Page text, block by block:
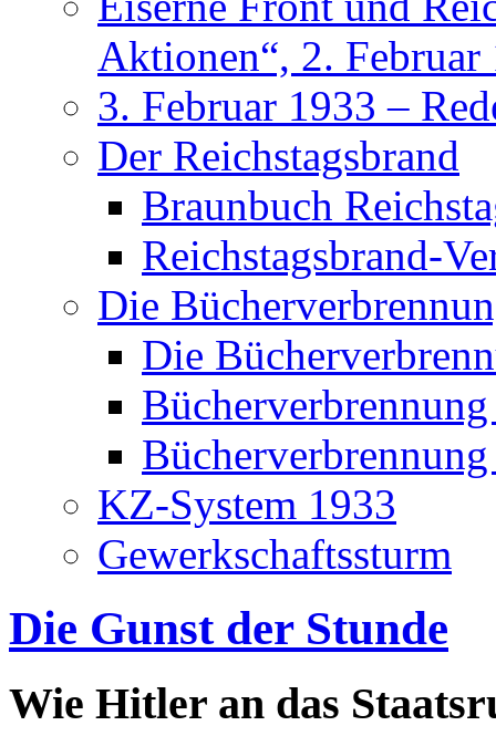
Aktionen“, 2. Februar
3. Februar 1933 –
Der Reichstagsbrand
Braunbuch
Reichstagsbrand-
Die
Die
KZ-System 1933
Gewerkschaftssturm
Die Gunst der Stunde
Wie Hitler an das